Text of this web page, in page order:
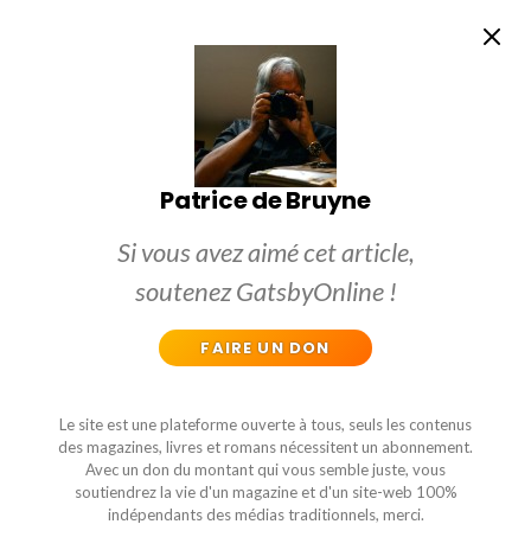
Patrice de Bruyne
Si vous avez aimé cet article,
soutenez GatsbyOnline !
FAIRE UN DON
Le site est une plateforme ouverte à tous, seuls les contenus
des magazines, livres et romans nécessitent un abonnement.
Avec un don du montant qui vous semble juste, vous
soutiendrez la vie d'un magazine et d'un site-web 100%
indépendants des médias traditionnels, merci.